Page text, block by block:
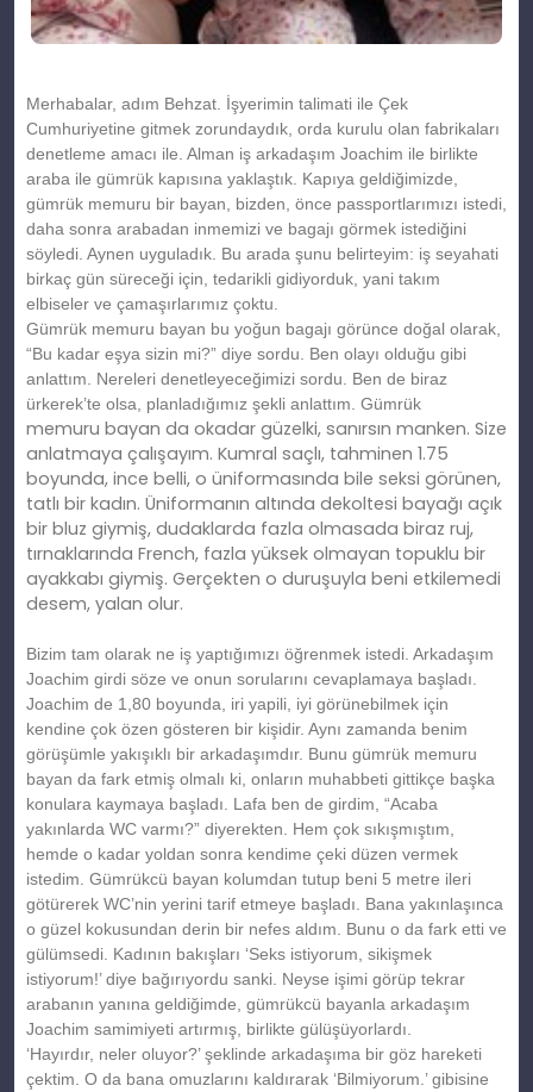
Merhabalar, adım Behzat. İşyerimin talimati ile Çek
Cumhuriyetine gitmek zorundaydık, orda kurulu olan fabrikaları
denetleme amacı ile. Alman iş arkadaşım Joachim ile birlikte
araba ile gümrük kapısına yaklaştık. Kapıya geldiğimizde,
gümrük memuru bir bayan, bizden, önce passportlarımızı istedi,
daha sonra arabadan inmemizi ve bagajı görmek istediğini
söyledi. Aynen uyguladık. Bu arada şunu belirteyim: iş seyahati
birkaç gün süreceği için, tedarikli gidiyorduk, yani takım
elbiseler ve çamaşırlarımız çoktu.
Gümrük memuru bayan bu yoğun bagajı görünce doğal olarak,
“Bu kadar eşya sizin mi?” diye sordu. Ben olayı olduğu gibi
anlattım. Nereleri denetleyeceğimizi sordu. Ben de biraz
ürkerek’te olsa, planladığımız şekli anlattım. Gümrük
memuru bayan da okadar güzelki, sanırsın manken. Size
anlatmaya çalışayım. Kumral saçlı, tahminen 1.75
boyunda, ince belli, o üniformasında bile seksi görünen,
tatlı bir kadın. Üniformanın altında dekoltesi bayağı açık
bir bluz giymiş, dudaklarda fazla olmasada biraz ruj,
tırnaklarında French, fazla yüksek olmayan topuklu bir
ayakkabı giymiş. Gerçekten o duruşuyla beni etkilemedi
desem, yalan olur.
Bizim tam olarak ne iş yaptığımızı öğrenmek istedi. Arkadaşım
Joachim girdi söze ve onun sorularını cevaplamaya başladı.
Joachim de 1,80 boyunda, iri yapili, iyi görünebilmek için
kendine çok özen gösteren bir kişidir. Aynı zamanda benim
görüşümle yakışıklı bir arkadaşımdır. Bunu gümrük memuru
bayan da fark etmiş olmalı ki, onların muhabbeti gittikçe başka
konulara kaymaya başladı. Lafa ben de girdim, “Acaba
yakınlarda WC varmı?” diyerekten. Hem çok sıkışmıştım,
hemde o kadar yoldan sonra kendime çeki düzen vermek
istedim. Gümrükcü bayan kolumdan tutup beni 5 metre ileri
götürerek WC’nin yerini tarif etmeye başladı. Bana yakınlaşınca
o güzel kokusundan derin bir nefes aldım. Bunu o da fark etti ve
gülümsedi. Kadının bakışları ‘Seks istiyorum, sikişmek
istiyorum!’ diye bağırıyordu sanki. Neyse işimi görüp tekrar
arabanın yanına geldiğimde, gümrükcü bayanla arkadaşım
Joachim samimiyeti artırmış, birlikte gülüşüyorlardı.
‘Hayırdır, neler oluyor?’ şeklinde arkadaşıma bir göz hareketi
çektim. O da bana omuzlarını kaldırarak ‘Bilmiyorum.’ gibisine